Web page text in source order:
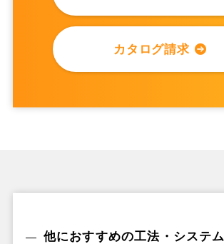
カタログ請求
他におすすめの工法・システム